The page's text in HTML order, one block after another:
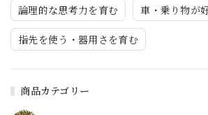
論理的な思考力を育む 車・乗り物が
指先を使う・器用さを育む
商品カテゴリー